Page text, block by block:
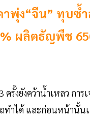
พุ่ง“จีน” ทุบซ้
ผลิตธัญพืช
ครั้งยังคว้าน้ำเหลว ก
ทำได้ และก่อนหน้านั้น